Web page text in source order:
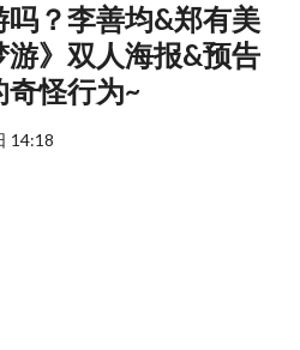
？李善均&郑有美
》双人海报&预告
怪行为~
14:18